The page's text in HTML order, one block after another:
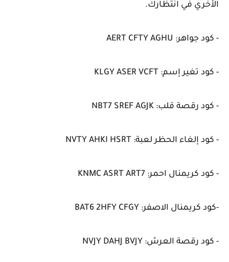
الأخري في انتظارك.
- كود جواهر: AERT CFTY AGHU
- كود تغير إسم: KLGY ASER VCFT
- كود رقصة قلب: NBT7 SREF AGJK
- كود إلغاء الحظر لعبة: NVTY AHKI HSRT
- كود كريمنال احمر: KNMC ASRT ART7
-كود كريمنال الاصفر: BAT6 2HFY CFGY
- كود رقصة العرش: NVJY DAHJ BVJY